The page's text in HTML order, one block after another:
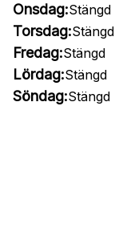
Onsdag:Stängd
Torsdag:Stängd
Fredag:Stängd
Lördag:Stängd
Söndag:Stängd